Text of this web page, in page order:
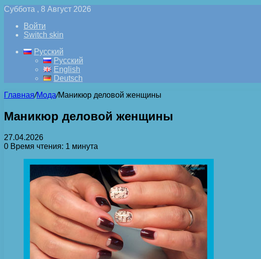
Суббота , 8 Август 2026
Войти
Switch skin
Русский
Русский
English
Deutsch
Главная/Мода/Маникюр деловой женщины
Маникюр деловой женщины
27.04.2026
0 Время чтения: 1 минута